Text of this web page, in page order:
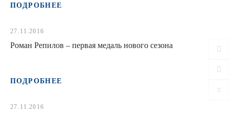
ПОДРОБНЕЕ
27.11.2016
Роман Репилов – первая медаль нового сезона
ПОДРОБНЕЕ
27.11.2016